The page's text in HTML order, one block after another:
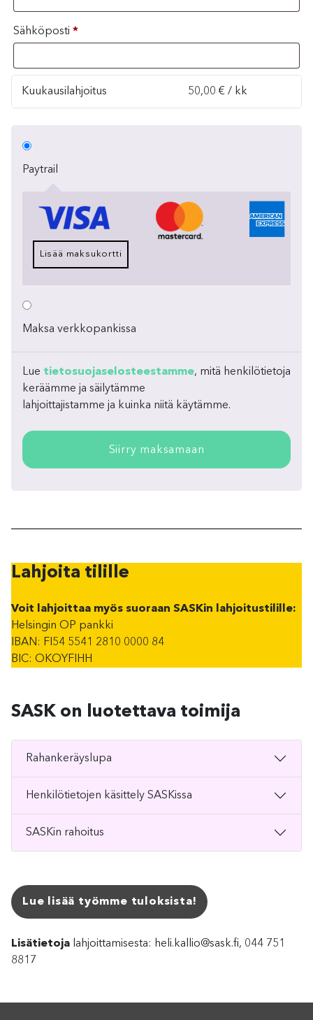
Sähköposti *
Kuukausilahjoitus 50,00 € / kk
Paytrail
Lisää maksukortti
Maksa verkkopankissa
Lue tietosuojaselosteestamme, mitä henkilötietoja
keräämme ja säilytämme
lahjoittajistamme ja kuinka niitä käytämme.
Siirry maksamaan
Lahjoita tilille
Voit lahjoittaa myös suoraan SASKin lahjoitustilille:
Helsingin OP pankki
IBAN: FI54 5541 2810 0000 84
BIC: OKOYFIHH
SASK on luotettava toimija
Rahankeräyslupa
Henkilötietojen käsittely SASKissa
SASKin rahoitus
Lue lisää työmme tuloksista!
Lisätietoja lahjoittamisesta: heli.kallio@sask.fi, 044 751
8817